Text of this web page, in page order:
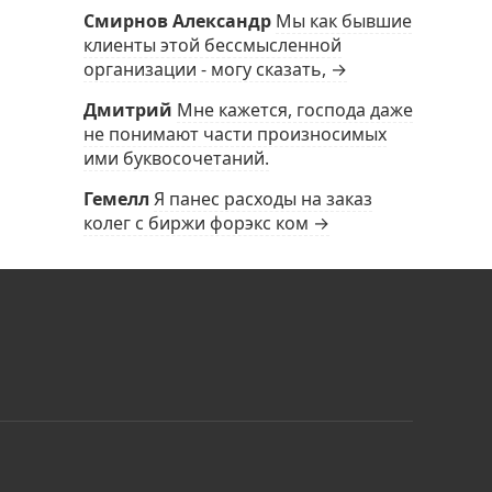
Смирнов Александр Мы как бывшие
клиенты этой бессмысленной
организации - могу сказать, →
Дмитрий Мне кажется, господа даже
не понимают части произносимых
ими буквосочетаний.
Гемелл Я панес расходы на заказ
колег с биржи форэкс ком →